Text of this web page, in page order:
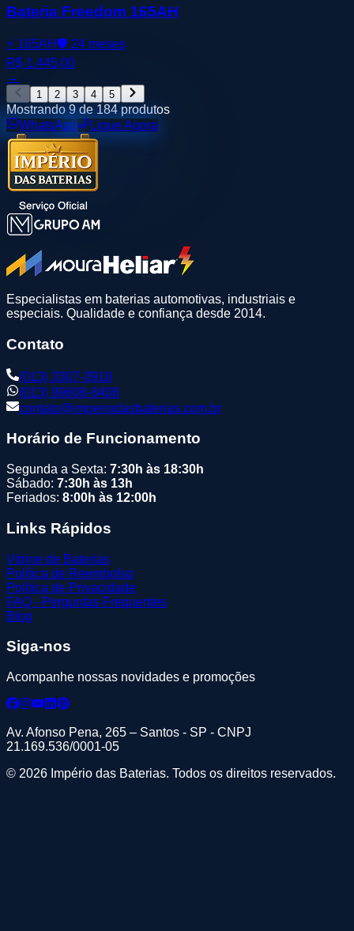
Bateria Freedom 165AH
⚡ 165AH 🛡️ 24 meses
R$ 1.445,00
→
1 2 3 4 5
Mostrando9de 184 produtos
WhatsApp
Ligue Agora
Especialistas em baterias automotivas, industriais e
especiais. Qualidade e confiança desde 2014.
Contato
(013) 3307-3918
(013) 99608-8408
contato@imperiodasbaterias.com.br
Horário de Funcionamento
Segunda a Sexta: 7:30h às 18:30h
Sábado: 7:30h às 13h
Feriados: 8:00h às 12:00h
Links Rápidos
Vitrine de Baterias
Política de Reembolso
Política de Privacidade
FAQ - Perguntas Frequentes
Blog
Siga-nos
Acompanhe nossas novidades e promoções
Av. Afonso Pena, 265 – Santos - SP - CNPJ
21.169.536/0001-05
© 2026 Império das Baterias. Todos os direitos reservados.